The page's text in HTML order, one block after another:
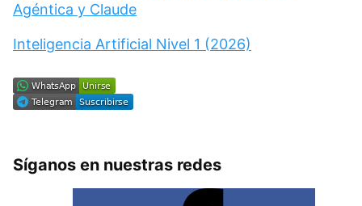
Agéntica y Claude
Inteligencia Artificial Nivel 1 (2026)
Síganos en nuestras redes